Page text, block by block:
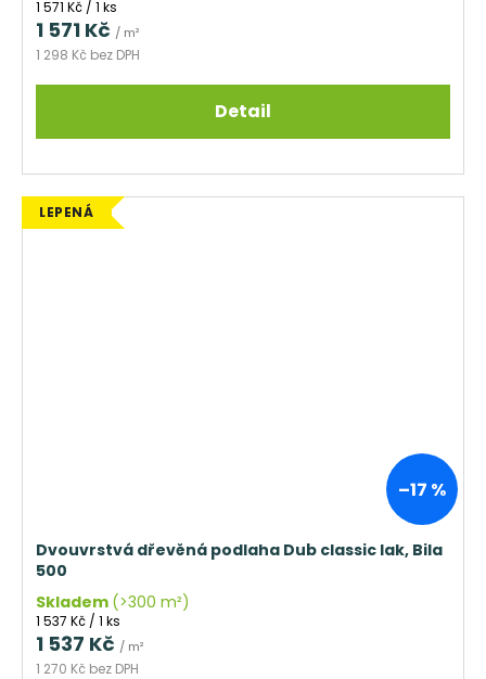
1 298 Kč bez DPH
1 571 Kč / m²
Měrná
cena:
1 571 Kč / 1 ks
Detail
LEPENÁ
–17 %
Dvouvrstvá dřevěná podlaha Dub classic lak, Bila
500
Skladem (>300 m²)
1 270 Kč bez DPH
1 537 Kč / m²
Měrná
cena:
1 537 Kč / 1 ks